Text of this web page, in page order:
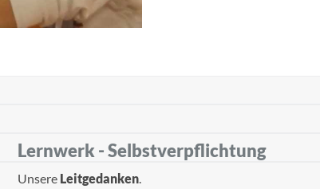
Lernwerk - Selbstverpflichtung
Unsere Leitgedanken.